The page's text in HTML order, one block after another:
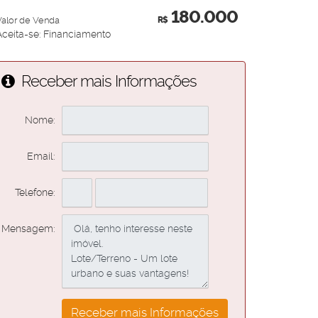
R$180.000
de Venda
se: Financiamento
Receber mais Informações
Nome:
Email:
Telefone:
Mensagem: